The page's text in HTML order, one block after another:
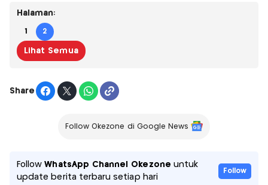
Halaman:
1 2
Lihat Semua
Share
Follow Okezone di Google News
FollowWhatsApp Channel Okezone untuk
update berita terbaru setiap hari
Follow